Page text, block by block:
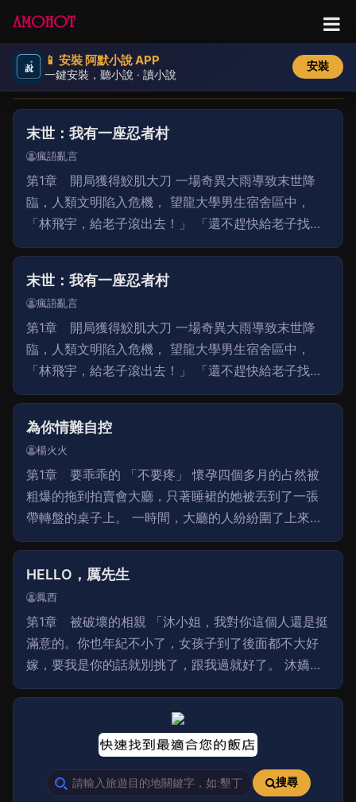
📱 安裝 阿默小說 APP
一鍵安裝，聽小說 · 讀小說
安裝
📚小說列表
末世：我有一座忍者村
瘋語亂言
第1章 開局獲得鮫肌大刀 一場奇異大雨導致末世降
臨，人類文明陷入危機， 望龍大學男生宿舍區中，
「林飛宇，給老子滾出去！」 「還不趕快給老子找點
食物和水？要你何用，廢物！」 「找不到就別回來
末世：我有一座忍者村
瘋語亂言
第1章 開局獲得鮫肌大刀 一場奇異大雨導致末世降
臨，人類文明陷入危機， 望龍大學男生宿舍區中，
「林飛宇，給老子滾出去！」 「還不趕快給老子找點
食物和水？要你何用，廢物！」 「找不到就別回來
為你情難自控
楊火火
第1章 要乖乖的 「不要疼」 懷孕四個多月的占然被
粗爆的拖到拍賣會大廳，只著睡裙的她被丟到了一張
帶轉盤的桌子上。 一時間，大廳的人紛紛圍了上來。
「真不要臉，大著肚子還出來賣，這是有多饑渴？」
HELLO，厲先生
鳳西
第1章 被破壞的相親 「沐小姐，我對你這個人還是挺
滿意的。你也年紀不小了，女孩子到了後面都不大好
嫁，要我是你的話就別挑了，跟我過就好了。 沐嬌對
面的男人說得興起，時不時還要喝口紅酒潤喉，雖然
搜尋